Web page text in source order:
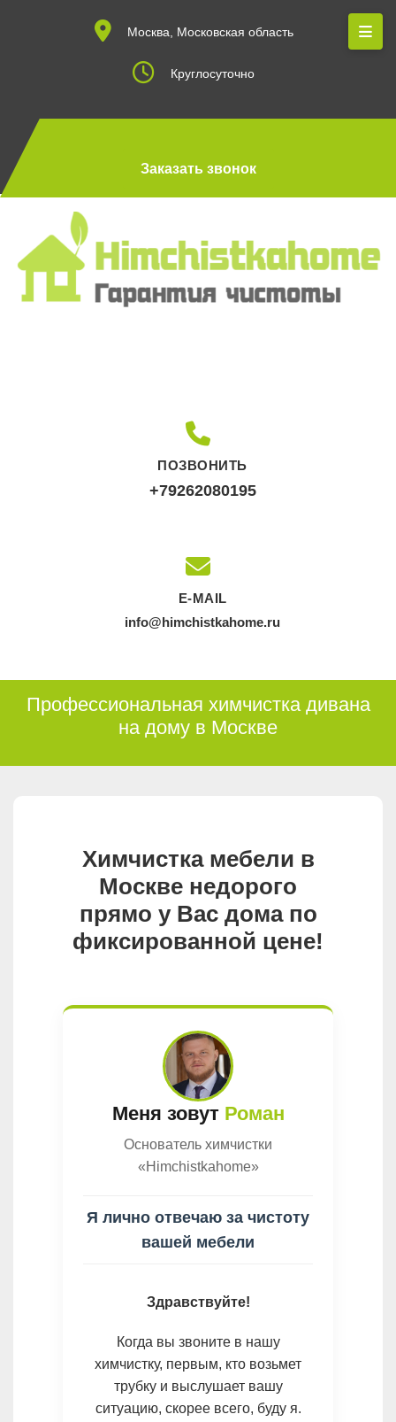
Москва, Московская область
Круглосуточно
Заказать звонок
ПОЗВОНИТЬ
+79262080195
E-MAIL
info@himchistkahome.ru
Профессиональная химчистка дивана
на дому в Москве
Химчистка мебели в
Москве недорого
прямо у Вас дома по
фиксированной цене!
Меня зовут Роман
Основатель химчистки
«Himchistkahome»
Я лично отвечаю за чистоту
вашей мебели
Здравствуйте!
Когда вы звоните в нашу
химчистку, первым, кто возьмет
трубку и выслушает вашу
ситуацию, скорее всего, буду я.